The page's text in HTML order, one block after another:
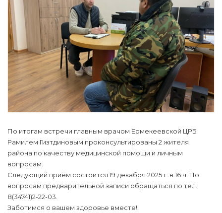
По итогам встречи главным врачом Ермекеевской ЦРБ
Рамилем Гизтдиновым проконсультированы 2 жителя
района по качеству медицинской помощи и личным
вопросам.
Следующий приём состоится 19 декабря 2025 г. в 16 ч. По
вопросам предварительной записи обращаться по тел.:
8(34741)2-22-03.
Заботимся о вашем здоровье вместе!